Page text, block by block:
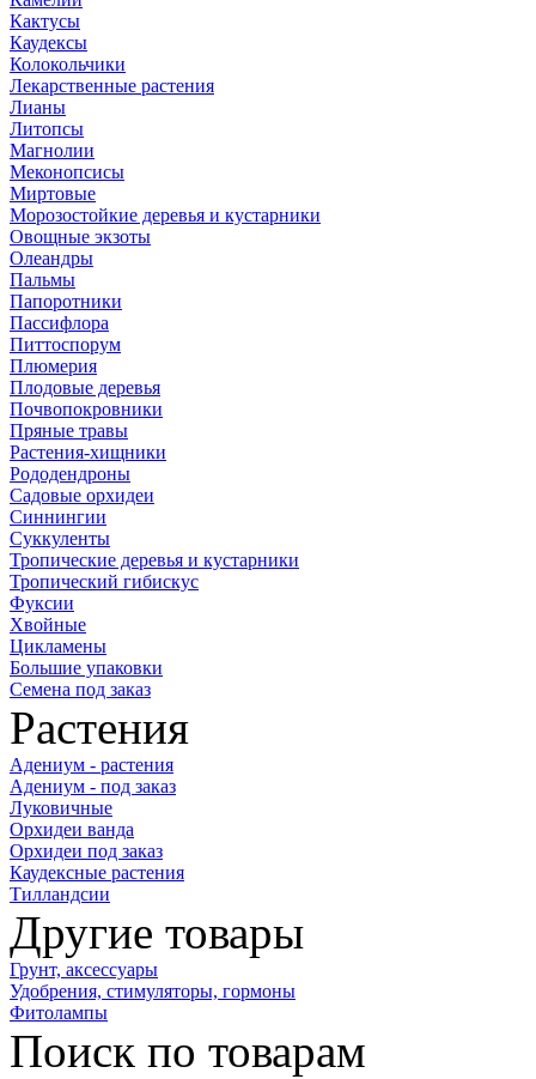
Кактусы
Каудексы
Колокольчики
Лекарственные растения
Лианы
Литопсы
Магнолии
Меконопсисы
Миртовые
Морозостойкие деревья и кустарники
Овощные экзоты
Олеандры
Пальмы
Папоротники
Пассифлора
Питтоспорум
Плюмерия
Плодовые деревья
Почвопокровники
Пряные травы
Растения-хищники
Рододендроны
Садовые орхидеи
Синнингии
Суккуленты
Тропические деревья и кустарники
Тропический гибискус
Фуксии
Хвойные
Цикламены
Большие упаковки
Семена под заказ
Растения
Адениум - растения
Адениум - под заказ
Луковичные
Орхидеи ванда
Орхидеи под заказ
Каудексные растения
Тилландсии
Другие товары
Грунт, аксессуары
Удобрения, стимуляторы, гормоны
Фитолампы
Поиск по товарам